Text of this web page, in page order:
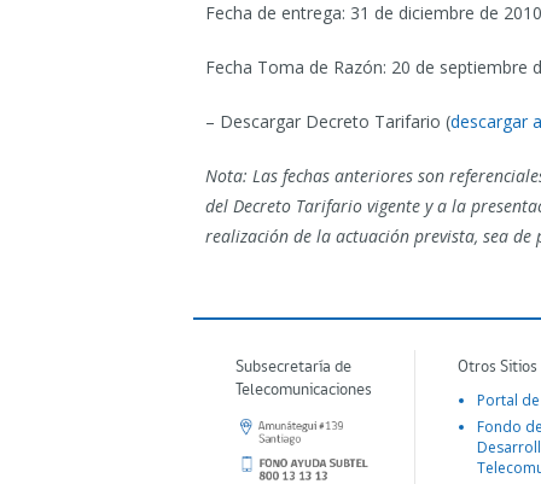
Fecha de entrega: 31 de diciembre de 2010
Fecha Toma de Razón: 20 de septiembre
– Descargar Decreto Tarifario (descargar
Nota: Las fechas anteriores son
del Decreto Tarifario vigente y a la
realización de la actuación prevista, sea
Subsecretaría de
Telecomunicaciones
Otros
Portal
Fondo